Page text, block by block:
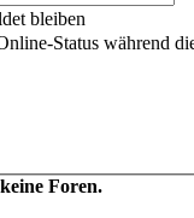
bleiben
Status während
Foren.